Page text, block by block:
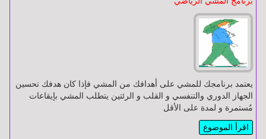
المسالك
الجهاز
العـصبي
المسالك
الجهاز
العـصبي
يعتمد برنامجك للمشي على أهدافك من المشي فإذا كان هدفك تحسين
الجهاز الدوري والتنفسي و القلب و الرئتين يتطلب المشي بإيقاعات
مُستمرة و لمدة على الأقل
اقرأ الموضوع